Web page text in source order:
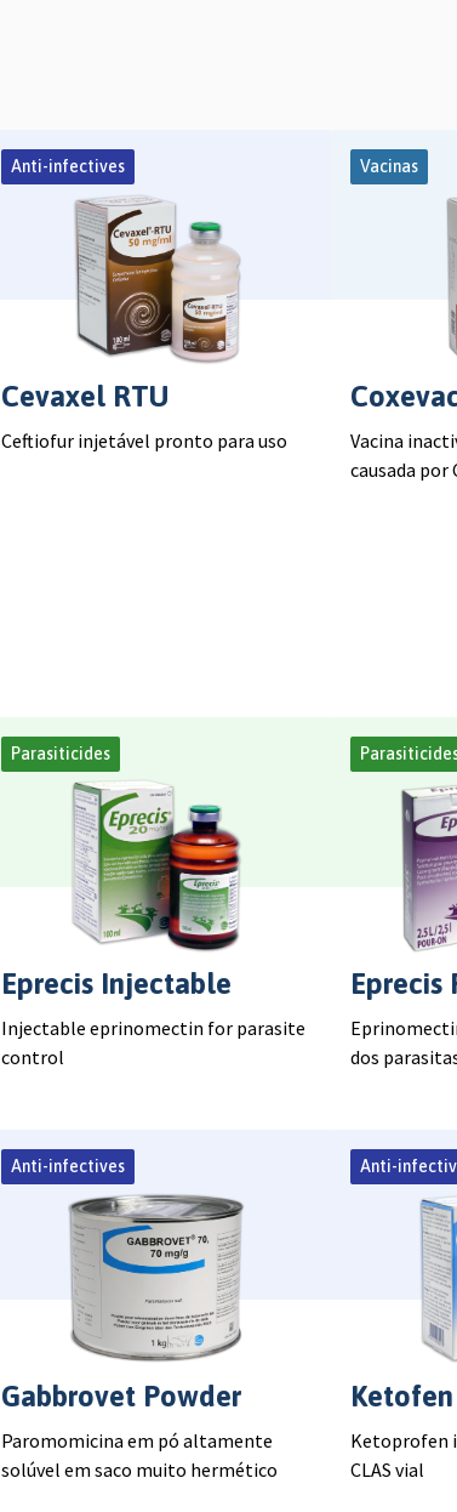
Anti-infectives
Cevaxel RTU
Ceftiofur injetável pronto para uso
Vacinas
Vacina
causada
Parasiticides
Eprecis Injectable
Injectable eprinomectin for parasite
control
Eprecis
dos
Anti-infectives
Gabbrovet Powder
Paromomicina em pó altamente
solúvel em saco muito hermético
Anti-
Ketofen
Ketoprofen
CLAS vial